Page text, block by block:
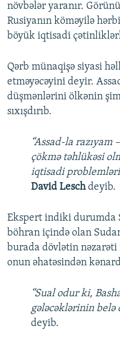
növbələr yaranır.
Rusiyanın köməyilə
böyük iqtisadi
Qərb münaqişə siyasi
etməyəcəyini deyir.
düşmənlərini ölkənin
sıxışdırıb.
“Assad-la
çökmə təhlükəsi
iqtisadi problemləri
David Leschdeyib.
Ekspert indiki durumda
böhran içində olan
burada dövlətin
onun əhatəsindən
“Sual odur ki,
gələcəklərinin belə
deyib.